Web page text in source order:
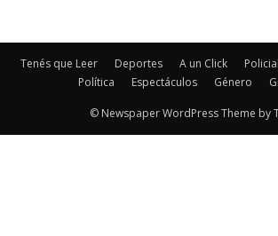
Tenés que Leer Deportes A un Click
Política
Espectáculos Género
© Newspaper WordPress Theme by